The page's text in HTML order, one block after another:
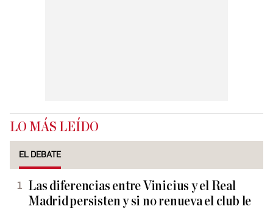
LO MÁS LEÍDO
EL DEBATE
Las diferencias entre Vinicius y el Real
Madrid persisten y si no renueva el club le